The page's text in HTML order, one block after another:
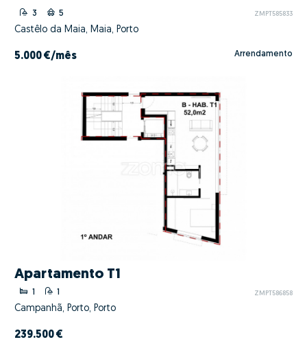
3 5 ZMPT585833
Castêlo da Maia, Maia, Porto
5.000 €/mês Arrendamento
Apartamento T1
ZMPT586858
Campanhã, Porto, Porto
239.500 €